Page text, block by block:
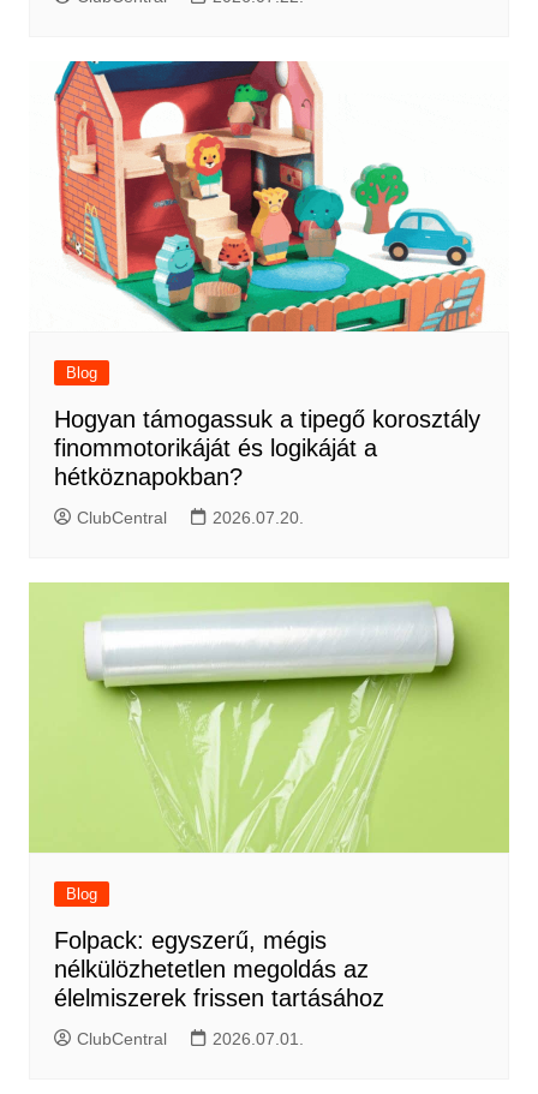
Blog
Hogyan támogassuk a tipegő korosztály
finommotorikáját és logikáját a
hétköznapokban?
ClubCentral 2026.07.20.
Blog
Folpack: egyszerű, mégis
nélkülözhetetlen megoldás az
élelmiszerek frissen tartásához
ClubCentral 2026.07.01.